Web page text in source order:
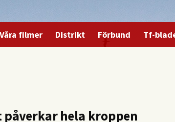
Våra filmer Distrikt Förbund Tf-
hela kroppen